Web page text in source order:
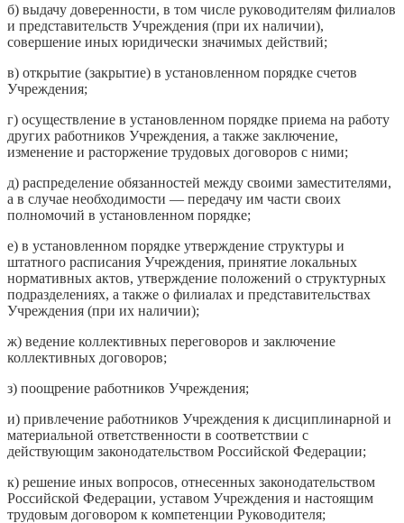
б) выдачу доверенности, в том числе руководителям филиалов
и представительств Учреждения (при их наличии),
совершение иных юридически значимых действий;
в) открытие (закрытие) в установленном порядке счетов
Учреждения;
г) осуществление в установленном порядке приема на работу
других работников Учреждения, а также заключение,
изменение и расторжение трудовых договоров с ними;
д) распределение обязанностей между своими заместителями,
а в случае необходимости — передачу им части своих
полномочий в установленном порядке;
е) в установленном порядке утверждение структуры и
штатного расписания Учреждения, принятие локальных
нормативных актов, утверждение положений о структурных
подразделениях, а также о филиалах и представительствах
Учреждения (при их наличии);
ж) ведение коллективных переговоров и заключение
коллективных договоров;
з) поощрение работников Учреждения;
и) привлечение работников Учреждения к дисциплинарной и
материальной ответственности в соответствии с
действующим законодательством Российской Федерации;
к) решение иных вопросов, отнесенных законодательством
Российской Федерации, уставом Учреждения и настоящим
трудовым договором к компетенции Руководителя;